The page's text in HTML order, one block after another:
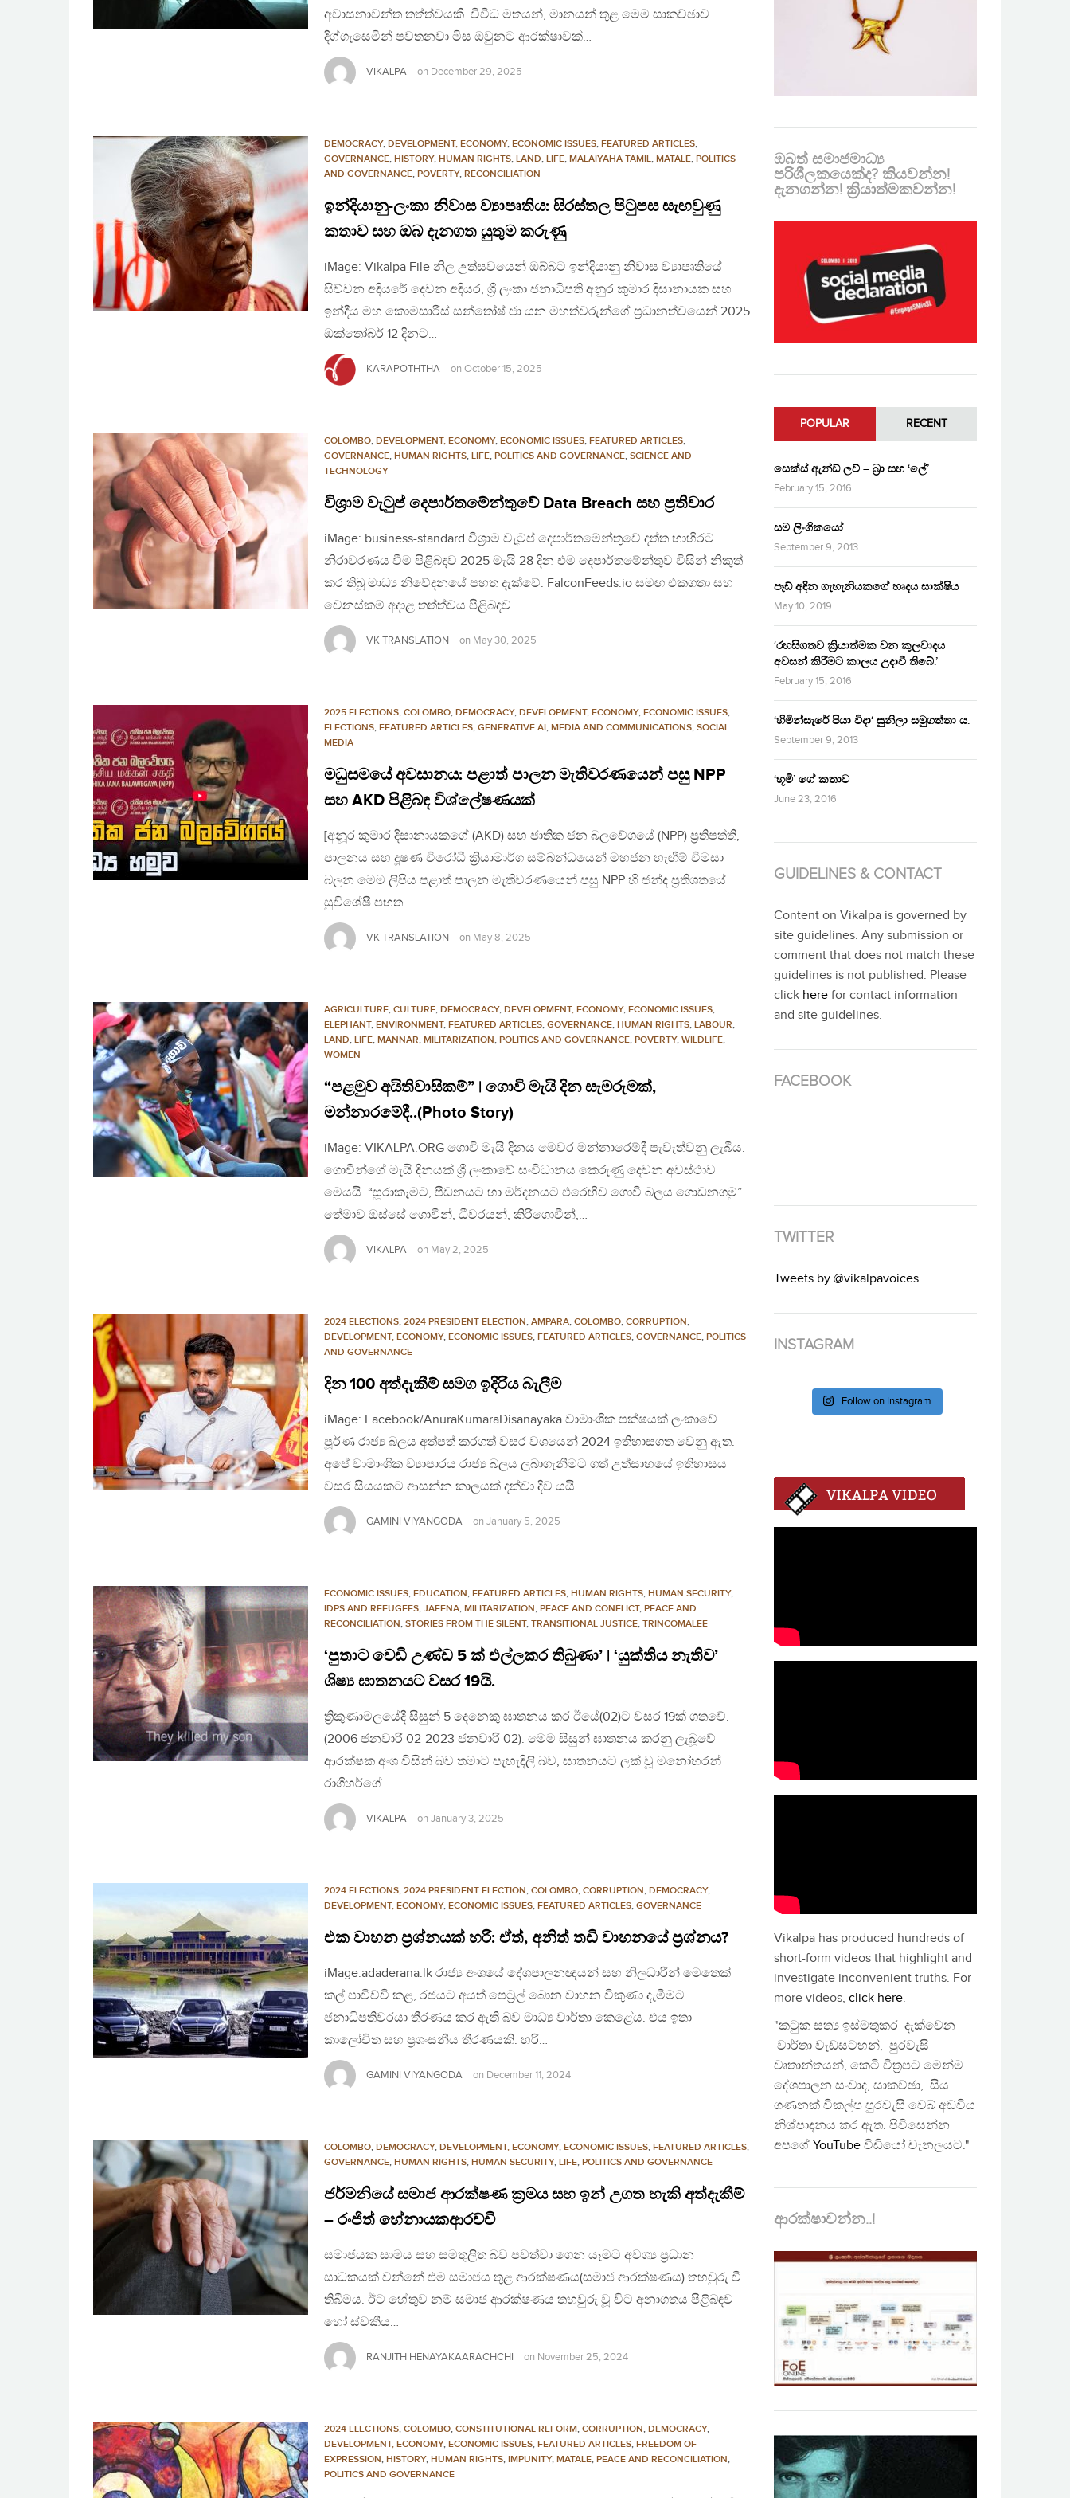
අවාසනාවන්ත තත්ත්වයකි. විවිධ මතයන්, මානයන් තුළ මෙම සාකච්ඡාව
දිග්ගැසෙමින් පවතනවා මිස ඔවුනට ආරක්ෂාවක්…
VIKALPA on December 29, 2025
DEMOCRACY, DEVELOPMENT, ECONOMY, ECONOMIC ISSUES, FEATURED ARTICLES,
GOVERNANCE, HISTORY, HUMAN RIGHTS, LAND, LIFE, MALAIYAHA TAMIL, MATALE, POLITICS
AND GOVERNANCE, POVERTY, RECONCILIATION
ඉන්දියානු-ලංකා නිවාස ව්‍යාපෘතිය: සිරස්තල පිටුපස සැඟවුණු
කතාව සහ ඔබ දැනගත යුතුම කරුණු
iMage: Vikalpa File නිල උත්සවයෙන් ඔබ්බට ඉන්දියානු නිවාස ව්‍යාපෘතියේ
සිව්වන අදියරේ දෙවන අදියර, ශ්‍රී ලංකා ජනාධිපති අනුර කුමාර දිසානායක සහ
ඉන්දීය මහ කොමසාරිස් සන්තෝෂ් ජා යන මහත්වරුන්ගේ ප්‍රධානත්වයෙන් 2025
ඔක්තෝබර් 12 දිනට…
KARAPOTHTHA on October 15, 2025
COLOMBO, DEVELOPMENT, ECONOMY, ECONOMIC ISSUES, FEATURED ARTICLES,
GOVERNANCE, HUMAN RIGHTS, LIFE, POLITICS AND GOVERNANCE, SCIENCE AND
TECHNOLOGY
විශ්‍රාම වැටුප් දෙපාර්තමේන්තුවේ Data Breach සහ ප්‍රතිචාර
iMage: business-standard විශ්‍රාම වැටුප් දෙපාර්තමේන්තුවේ දත්ත භාහිරට
නිරාවරණය වීම පිළිබදව 2025 මැයි 28 දින එම දෙපාර්තමේන්තුව විසින් නිකුත්
කර තිබූ මාධ්‍ය නිවේදනයේ පහත දැක්වේ. FalconFeeds.io සමඟ එකගතා සහ
වෙනස්කම් අදාළ තත්ත්වය පිළිබදව…
VK TRANSLATION on May 30, 2025
2025 ELECTIONS, COLOMBO, DEMOCRACY, DEVELOPMENT, ECONOMY, ECONOMIC ISSUES,
ELECTIONS, FEATURED ARTICLES, GENERATIVE AI, MEDIA AND COMMUNICATIONS, SOCIAL
MEDIA
මධුසමයේ අවසානය: පළාත් පාලන මැතිවරණයෙන් පසු NPP
සහ AKD පිළිබඳ විශ්ලේෂණයක්
[අනූර කුමාර දිසානායකගේ (AKD) සහ ජාතික ජන බලවේගයේ (NPP) ප්‍රතිපත්ති,
පාලනය සහ දූෂණ විරෝධී ක්‍රියාමාර්ග සම්බන්ධයෙන් මහජන හැඟීම් විමසා
බලන මෙම ලිපිය පළාත් පාලන මැතිවරණයෙන් පසු NPP හි ජන්ද ප්‍රතිශතයේ
සුවිශේෂී පහත…
VK TRANSLATION on May 8, 2025
AGRICULTURE, CULTURE, DEMOCRACY, DEVELOPMENT, ECONOMY, ECONOMIC ISSUES,
ELEPHANT, ENVIRONMENT, FEATURED ARTICLES, GOVERNANCE, HUMAN RIGHTS, LABOUR,
LAND, LIFE, MANNAR, MILITARIZATION, POLITICS AND GOVERNANCE, POVERTY, WILDLIFE,
WOMEN
“පළමුව අයිතිවාසිකම්” | ගොවි මැයි දින සැමරුමක්,
මන්නාරමේදී..(Photo Story)
iMage: VIKALPA.ORG ගොවි මැයි දිනය මෙවර මන්නාරෙම්දී පැවැත්වනු ලැබීය.
ගොවීන්ගේ මැයි දිනයක් ශ්‍රී ලංකාවේ සංවිධානය කෙරුණු දෙවන අවස්ථාව
මෙයයි. “සූරාකෑමට, පීඩනයට හා මර්දනයට එරෙහිව ගොවි බලය ගොඩනගමු”
තේමාව ඔස්සේ ගොවීන්, ධීවරයන්, කිරිගොවීන්,…
VIKALPA on May 2, 2025
2024 ELECTIONS, 2024 PRESIDENT ELECTION, AMPARA, COLOMBO, CORRUPTION,
DEVELOPMENT, ECONOMY, ECONOMIC ISSUES, FEATURED ARTICLES, GOVERNANCE, POLITICS
AND GOVERNANCE
දින 100 අත්දැකීම් සමග ඉදිරිය බැලීම
iMage: Facebook/AnuraKumaraDisanayaka වාමාංශික පක්ෂයක් ලංකාවේ
පූර්ණ රාජ්‍ය බලය අත්පත් කරගත් වසර වශයෙන් 2024 ඉතිහාසගත වෙනු ඇත.
අපේ වාමාංශික ව්‍යාපාරය රාජ්‍ය බලය ලබාගැනීමට ගත් උත්සාහයේ ඉතිහාසය
වසර සියයකට ආසන්න කාලයක් දක්වා දිව යයි….
GAMINI VIYANGODA on January 5, 2025
ECONOMIC ISSUES, EDUCATION, FEATURED ARTICLES, HUMAN RIGHTS, HUMAN SECURITY,
IDPS AND REFUGEES, JAFFNA, MILITARIZATION, PEACE AND CONFLICT, PEACE AND
RECONCILIATION, STORIES FROM THE SILENT, TRANSITIONAL JUSTICE, TRINCOMALEE
‘පුතාට වෙඩි උණ්ඩ 5 ක් එල්ලකර තිබුණා’ | ‘යුක්තිය නැතිව’
ශිෂ්‍ය ඝාතනයට වසර 19යි.
ත්‍රිකුණාමලයේදී සිසුන් 5 දෙනෙකු ඝාතනය කර ඊයේ(02)ට වසර 19ක් ගතවේ.
(2006 ජනවාරි 02-2023 ජනවාරි 02). මෙම සිසුන් ඝාතනය කරනු ලැබූවේ
ආරක්ෂක අංශ විසින් බව තමාට පැහැදිලි බව, ඝාතනයට ලක් වූ මනෝහරන්
රාගිහර්ගේ…
VIKALPA on January 3, 2025
2024 ELECTIONS, 2024 PRESIDENT ELECTION, COLOMBO, CORRUPTION, DEMOCRACY,
DEVELOPMENT, ECONOMY, ECONOMIC ISSUES, FEATURED ARTICLES, GOVERNANCE
එක වාහන ප්‍රශ්නයක් හරි: ඒත්, අනිත් තඩි වාහනයේ ප්‍රශ්නය?
iMage:adaderana.lk රාජ්‍ය අංශයේ දේශපාලනඥයන් සහ නිලධාරීන් මෙතෙක්
කල් පාවිච්චි කළ, රජයට අයත් පෙට්‍රල් බොන වාහන විකුණා දැමීමට
ජනාධිපතිවරයා තීරණය කර ඇති බව මාධ්‍ය වාර්තා කෙළේය. එය ඉතා
කාලෝචිත සහ ප්‍රශංසනීය තීරණයකි. හරි…
GAMINI VIYANGODA on December 11, 2024
COLOMBO, DEMOCRACY, DEVELOPMENT, ECONOMY, ECONOMIC ISSUES, FEATURED ARTICLES,
GOVERNANCE, HUMAN RIGHTS, HUMAN SECURITY, LIFE, POLITICS AND GOVERNANCE
ජර්මනියේ සමාජ ආරක්ෂණ ක්‍රමය සහ ඉන් උගත හැකි අත්දැකීම්
– රංජිත් හේනායකආරච්චි
සමාජයක සාමය සහ සමතුලිත බව පවත්වා ගෙන යෑමට අවශ්‍ය ප්‍රධාන
සාධකයක් වන්නේ එම සමාජය තුළ ආරක්ෂණය(සමාජ ආරක්ෂණය) තහවුරු වී
තිබීමය. ඊට හේතුව නම් සමාජ ආරක්ෂණය තහවුරු වූ විට අනාගතය පිළිබඳව
හෝ ස්වකීය…
RANJITH HENAYAKAARACHCHI on November 25, 2024
2024 ELECTIONS, COLOMBO, CONSTITUTIONAL REFORM, CORRUPTION, DEMOCRACY,
DEVELOPMENT, ECONOMY, ECONOMIC ISSUES, FEATURED ARTICLES, FREEDOM OF
EXPRESSION, HISTORY, HUMAN RIGHTS, IMPUNITY, MATALE, PEACE AND RECONCILIATION,
POLITICS AND GOVERNANCE
ඔබත් සමාජමාධ්‍ය
පරිශීලකයෙක්ද? කියවන්න!
දැනගන්න! ක්‍රියාත්මකවන්න!
POPULAR RECENT
සෙක්ස් ඇන්ඩ් ලව් – බ්‍රා සහ ‘ලේ’
February 15, 2016
සම ලිංගිකයෝ
September 9, 2013
පෑඩ් අඳින ගැහැනියකගේ හෘදය සාක්ෂිය
May 10, 2019
‘රහසිගතව ක්‍රියාත්මක වන කුලවාදය
අවසන් කිරීමට කාලය උදාවී තිබේ.’
February 15, 2016
‘හිමින්සැරේ පියා විදා‘ සුනිලා සමුගත්තා ය.
September 9, 2013
‘භූමි’ ගේ කතාව
June 23, 2016
GUIDELINES & CONTACT
Content on Vikalpa is governed by
site guidelines. Any submission or
comment that does not match these
guidelines is not published. Please
click here for contact information
and site guidelines.
FACEBOOK
TWITTER
Tweets by @vikalpavoices
INSTAGRAM
Follow on Instagram
Vikalpa has produced hundreds of
short-form videos that highlight and
investigate inconvenient truths. For
more videos, click here.
"කටුක සත්‍ය ඉස්මතුකර දැක්වෙන
වාර්තා වැඩසටහන්, පුරවැසි
වෘතාන්තයන්, කෙටි චිත්‍රපට මෙන්ම
දේශපාලන සංවාද, සාකච්ඡා, සිය
ගණනක් විකල්ප පුරවැසි වෙබ් අඩවිය
නිශ්පාදනය කර ඇත. පිවිසෙන්න
අපගේ YouTube වීඩියෝ චැනලයට."
ආරක්ෂාවන්න..!